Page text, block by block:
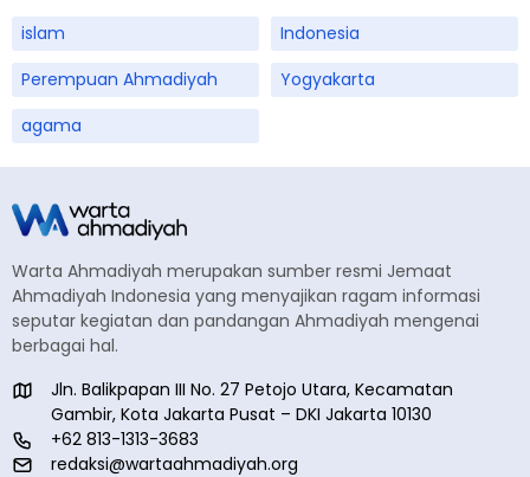
islam
Indonesia
Perempuan Ahmadiyah
Yogyakarta
agama
Warta Ahmadiyah merupakan sumber resmi Jemaat
Ahmadiyah Indonesia yang menyajikan ragam informasi
seputar kegiatan dan pandangan Ahmadiyah mengenai
berbagai hal.
Jln. Balikpapan III No. 27 Petojo Utara, Kecamatan
Gambir, Kota Jakarta Pusat – DKI Jakarta 10130
+62 813-1313-3683
redaksi@wartaahmadiyah.org